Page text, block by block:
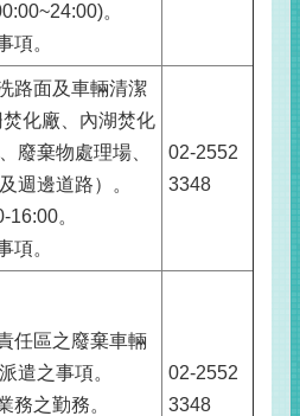
。
項。
路面及車輛清潔
化廠、內湖焚化
廢棄物處理場、
週邊道路）。
。
項。
02-2552
3348
任區之廢棄車輛
遣之事項。
務之勤務。
02-2552
3348